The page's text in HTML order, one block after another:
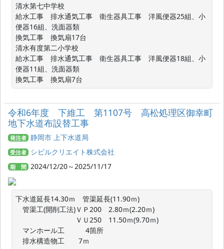
清水第七中学校
給水工事　排水通気工事　衛生器具工事　洋風便器25組、小
便器16組、洗面器類
換気工事　換気扇17台
清水有度第二小学校
給水工事　排水通気工事　衛生器具工事　洋風便器18組、小
便器11組、洗面器類
換気工事　換気扇7台
令和6年度 下維工 第1107号 高松処理区御幸町
地下水道布設替工事
発注者 静岡市 上下水道局
受注者 シビルクリエイト株式会社
期 間 2024/12/20～2025/11/17
下水道延長14.30ｍ　管渠延長(11.90ｍ)
管渠工(開削工法)ＶＰ200　2.80ｍ(2.20ｍ)
ＶＵ250　11.50ｍ(9.70ｍ)
マンホール工　　　4箇所
排水構造物工　　7ｍ